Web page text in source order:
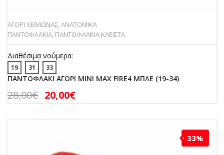
ΑΓΟΡΙ ΧΕΙΜΩΝΑΣ,ΑΝΑΤΟΜΙΚΑ
ΠΑΝΤΟΦΛΑΚΙΑ, ΠΑΝΤΟΦΛΑΚΙΑ ΚΛΕΙΣΤΑ
Διαθέσιμα νούμερα:
19 31 33
ΠΑΝΤΟΦΛΑΚΙ ΑΓΟΡΙ MINI MAX FIRE4 ΜΠΛΕ (19-34)
28,00€ 20,00€
33%